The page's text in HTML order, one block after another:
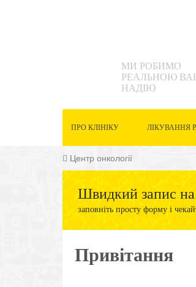
МИ РОБИМО
РЕАЛЬНОЮ
НАДІЮ
ПРО КЛІНІКУ ЛІКУВАННЯ
Центр онкології
Швидкий запис на
заповніть просту форму і
Привітання